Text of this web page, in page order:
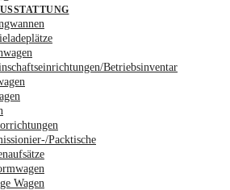
Betriebsinventar
Packtische
Wagen